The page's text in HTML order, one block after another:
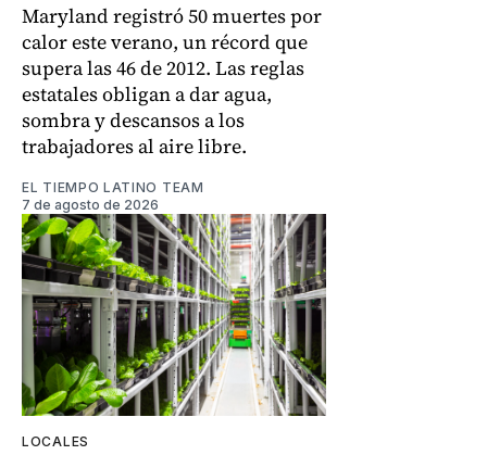
Maryland registró 50 muertes por
calor este verano, un récord que
supera las 46 de 2012. Las reglas
estatales obligan a dar agua,
sombra y descansos a los
trabajadores al aire libre.
EL TIEMPO LATINO TEAM
7 de agosto de 2026
LOCALES